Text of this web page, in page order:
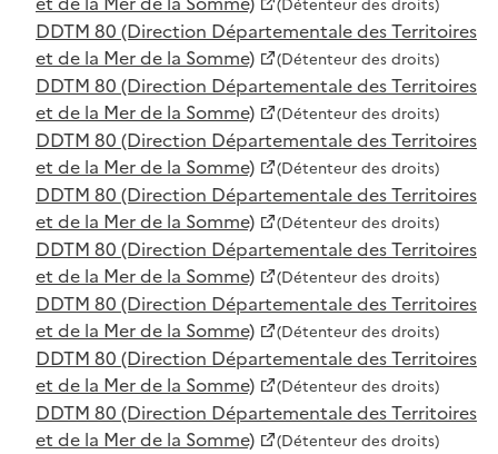
DDTM 80 (Direction Départementale des Territoires
et de la Mer de la Somme)
(Détenteur des droits)
DDTM 80 (Direction Départementale des Territoires
et de la Mer de la Somme)
(Détenteur des droits)
DDTM 80 (Direction Départementale des Territoires
et de la Mer de la Somme)
(Détenteur des droits)
DDTM 80 (Direction Départementale des Territoires
et de la Mer de la Somme)
(Détenteur des droits)
DDTM 80 (Direction Départementale des Territoires
et de la Mer de la Somme)
(Détenteur des droits)
DDTM 80 (Direction Départementale des Territoires
et de la Mer de la Somme)
(Détenteur des droits)
DDTM 80 (Direction Départementale des Territoires
et de la Mer de la Somme)
(Détenteur des droits)
DDTM 80 (Direction Départementale des Territoires
et de la Mer de la Somme)
(Détenteur des droits)